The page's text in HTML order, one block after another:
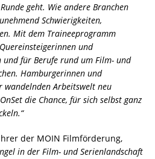
geht. Wie andere Branchen
Schwierigkeiten,
Mit dem Traineeprogramm
und
und für Berufe rund um Film- und
Hamburgerinnen und
wandelnden Arbeitswelt neu
die Chance, für sich selbst ganz
der MOIN Filmförderung,
in der Film- und Serienlandschaft